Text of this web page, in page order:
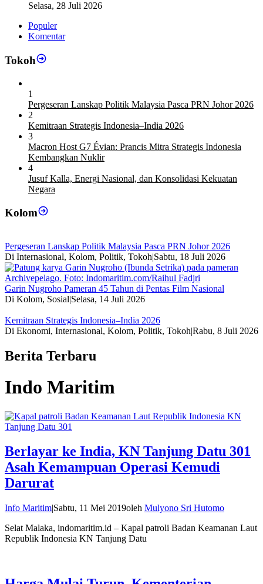
Selasa, 28 Juli 2026
Populer
Komentar
Tokoh
1
Pergeseran Lanskap Politik Malaysia Pasca PRN Johor 2026
2
Kemitraan Strategis Indonesia–India 2026
3
Macron Host G7 Évian: Prancis Mitra Strategis Indonesia
Kembangkan Nuklir
4
Jusuf Kalla, Energi Nasional, dan Konsolidasi Kekuatan
Negara
Kolom
Pergeseran Lanskap Politik Malaysia Pasca PRN Johor 2026
Di Internasional, Kolom, Politik, Tokoh|Sabtu, 18 Juli 2026
Garin Nugroho Pameran 45 Tahun di Pentas Film Nasional
Di Kolom, Sosial|Selasa, 14 Juli 2026
Kemitraan Strategis Indonesia–India 2026
Di Ekonomi, Internasional, Kolom, Politik, Tokoh|Rabu, 8 Juli 2026
Berita Terbaru
Indo Maritim
Berlayar ke India, KN Tanjung Datu 301
Asah Kemampuan Operasi Kemudi
Darurat
Info Maritim|Sabtu, 11 Mei 2019oleh Mulyono Sri Hutomo
Selat Malaka, indomaritim.id – Kapal patroli Badan Keamanan Laut
Republik Indonesia KN Tanjung Datu